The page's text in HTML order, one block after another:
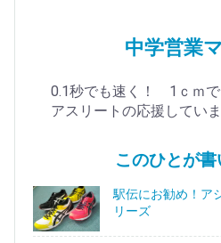
中学営業
0.1秒でも速く！ 1ｃｍで
アスリートの応援していま
このひとが
駅伝にお勧め！ア
リーズ